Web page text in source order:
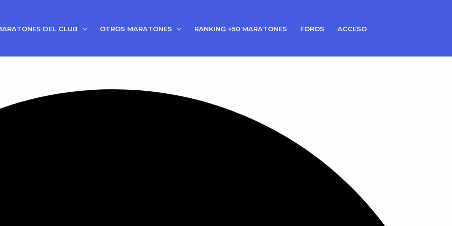
DEL CLUB OTROS MARATONES RANKING +50 MARATONES FOROS ACCESO